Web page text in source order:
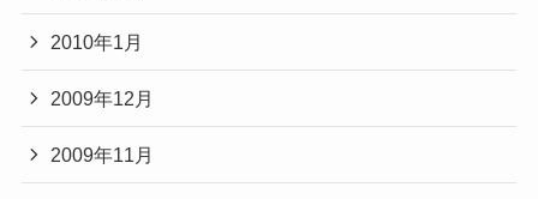
2010年1月
2009年12月
2009年11月